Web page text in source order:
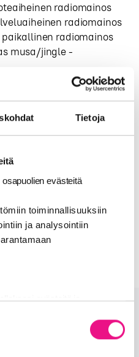
Tietoja
evästeitä
toiminnallisuuksiin
ja analysointiin
evästeitä ja
ja analytiikka-alan
radiomainos
radiomainos
radiomainos
musa/jingle -
paras yhteiskunnallinen
yritysvastuullinen
on pidennetty
asti.
mukaan >